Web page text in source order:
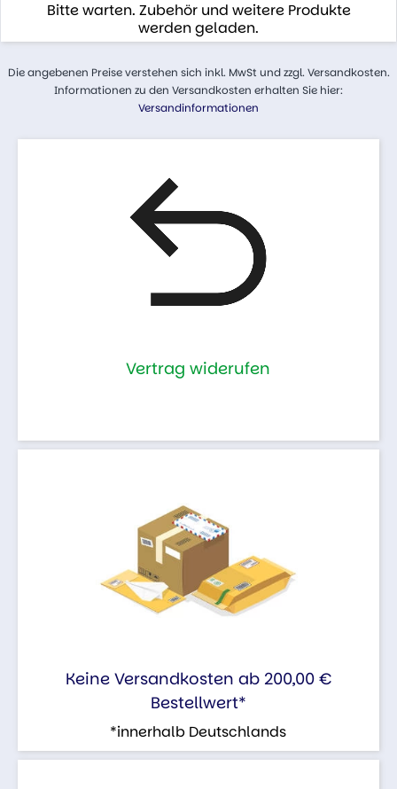
Bitte warten. Zubehör und weitere Produkte
werden geladen.
Die angebenen Preise verstehen sich inkl. MwSt und zzgl. Versandkosten.
Informationen zu den Versandkosten erhalten Sie hier:
Versandinformationen
Vertrag widerufen
Keine Versandkosten ab 200,00 €
Bestellwert*
*innerhalb Deutschlands